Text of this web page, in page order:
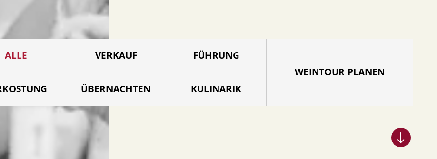
ALLE VERKAUF FÜHRUNG
ÜBERNACHTEN KULINARIK
WEINTOUR PLANEN